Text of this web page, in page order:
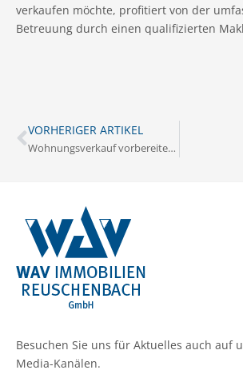
verkaufen möchte, profitiert von der
Betreuung durch einen qualifizierten
VORHERIGER ARTIKEL
Wohnungsverkauf vorbereiten: Checkliste für eine erfolgreiche Vermarktung
Besuchen Sie uns für Aktuelles auch auf
Media-Kanälen.